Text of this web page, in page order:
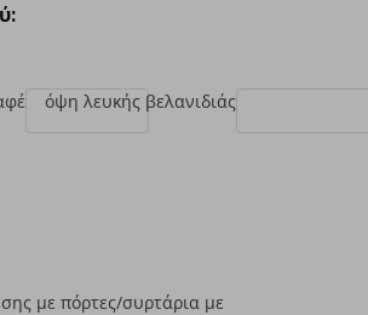
με πόρτες/συρτάρια με
όψη λευκής βελανιδιάς